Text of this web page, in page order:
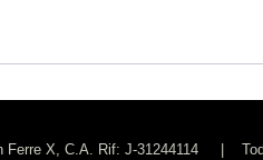
X, C.A. Rif: J-31244114 |